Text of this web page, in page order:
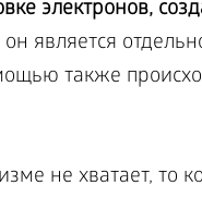
электронов,
является
также
не хватает, то